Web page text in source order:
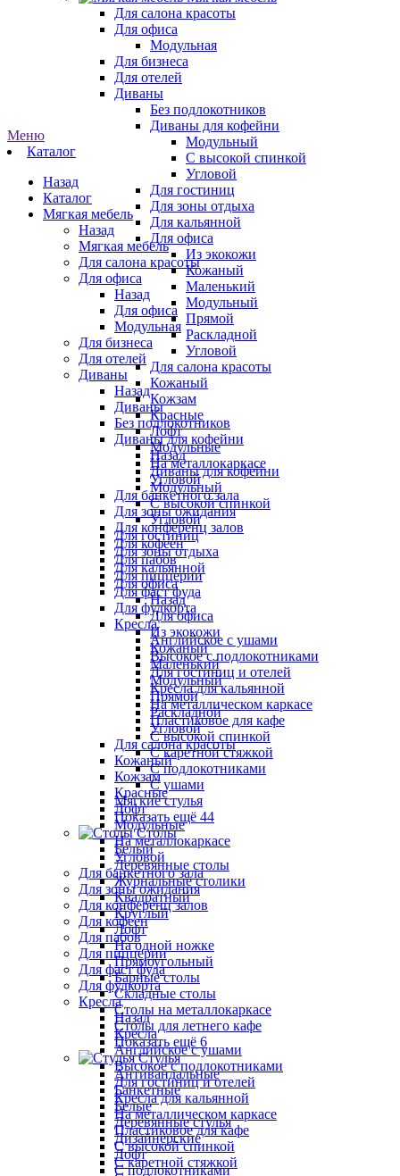
Для салона красоты
Для офиса
Модульная
Для бизнеса
Для отелей
Диваны
Без подлокотников
Диваны для кофейни
Модульный
С высокой спинкой
Угловой
Для гостиниц
Для зоны отдыха
Для кальянной
Для офиса
Из экокожи
Кожаный
Маленький
Модульный
Прямой
Раскладной
Угловой
Для салона красоты
Кожаный
Кожзам
Красные
Лофт
Модульные
На металлокаркасе
Угловой
Для банкетного зала
Для зоны ожидания
Для конференц залов
Для кофеен
Для пабов
Для пиццерии
Для фаст фуда
Для фудкорта
Кресла
Английское с ушами
Высокое с подлокотниками
Для гостиниц и отелей
Кресла для кальянной
На металлическом каркасе
Пластиковое для кафе
С высокой спинкой
С каретной стяжкой
С подлокотниками
С ушами
Мягкие стулья
Показать ещё 44
Столы
Белый
Деревянные столы
Журнальные столики
Квадратный
Круглый
Лофт
На одной ножке
Прямоугольный
Барные столы
Складные столы
Столы на металлокаркасе
Столы для летнего кафе
Показать ещё 6
Стулья
Антивандальные
Банкетные
Белые
Деревянные стулья
Дизайнерские
Лофт
С подлокотниками
Меню
Каталог
Назад
Каталог
Мягкая мебель
Назад
Мягкая мебель
Для салона красоты
Для офиса
Назад
Для офиса
Модульная
Для бизнеса
Для отелей
Диваны
Назад
Диваны
Без подлокотников
Диваны для кофейни
Назад
Диваны для кофейни
Модульный
С высокой спинкой
Угловой
Для гостиниц
Для зоны отдыха
Для кальянной
Для офиса
Назад
Для офиса
Из экокожи
Кожаный
Маленький
Модульный
Прямой
Раскладной
Угловой
Для салона красоты
Кожаный
Кожзам
Красные
Лофт
Модульные
На металлокаркасе
Угловой
Для банкетного зала
Для зоны ожидания
Для конференц залов
Для кофеен
Для пабов
Для пиццерии
Для фаст фуда
Для фудкорта
Кресла
Назад
Кресла
Английское с ушами
Высокое с подлокотниками
Для гостиниц и отелей
Кресла для кальянной
На металлическом каркасе
Пластиковое для кафе
С высокой спинкой
С каретной стяжкой